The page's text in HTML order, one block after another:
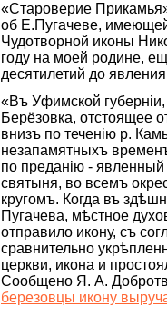
«Староверие
об Е.Пугачеве,
Чудотворной иконы
году на моей родине,
десятилетий до
«Въ Уфимской губерніи,
Берёзовка, отстоящее
внизъ по теченію р.
незапамятныхъ
по преданію -
святыня, во всемъ
кругомъ. Когда въ
Пугачева, мѣстное
отправило икону, съ
сравнительно
церкви, икона и
Сообщено Я. А.
березовцы икону